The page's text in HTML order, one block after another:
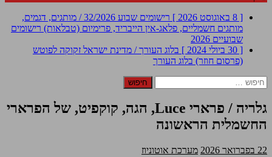
[ 8 באוגוסט 2026 ]
רישומים שבוע 32/2026 / מותגים, דגמים,
מותגים חשמליים, פלאג-אין הייבריד, פרימיום (טבלאות) רישומים
שבועיים 2026
[ 30 ביולי 2024 ]
בלוג העורך / מדינת ישראל זקוקה לפוטש
(פרסום חוזר) בלוג העורך
חיפוש:
גלריה / פרארי Luce, הגה, קוקפיט, של הפרארי
החשמלית הראשונה
22 בפברואר 2026
מערכת אוטוניוז